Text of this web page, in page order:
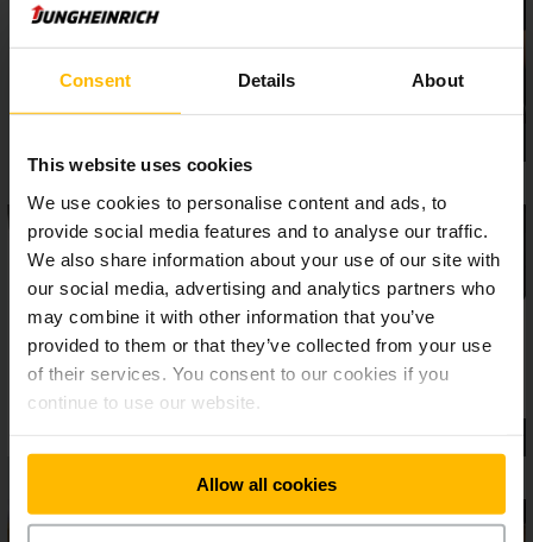
Consent Details About
This website uses cookies
We use cookies to personalise content and ads, to
provide social media features and to analyse our traffic.
We also share information about your use of our site with
our social media, advertising and analytics partners who
may combine it with other information that you’ve
provided to them or that they’ve collected from your use
of their services. You consent to our cookies if you
continue to use our website.
Allow all cookies
Panoramascheibe (Option) und uneingeschränktem Blick nach
vorn.